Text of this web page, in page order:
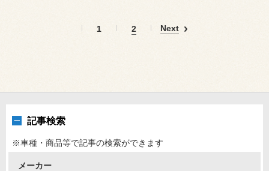
1 2 Next
記事検索
※車種・商品等で記事の検索ができます
メーカー